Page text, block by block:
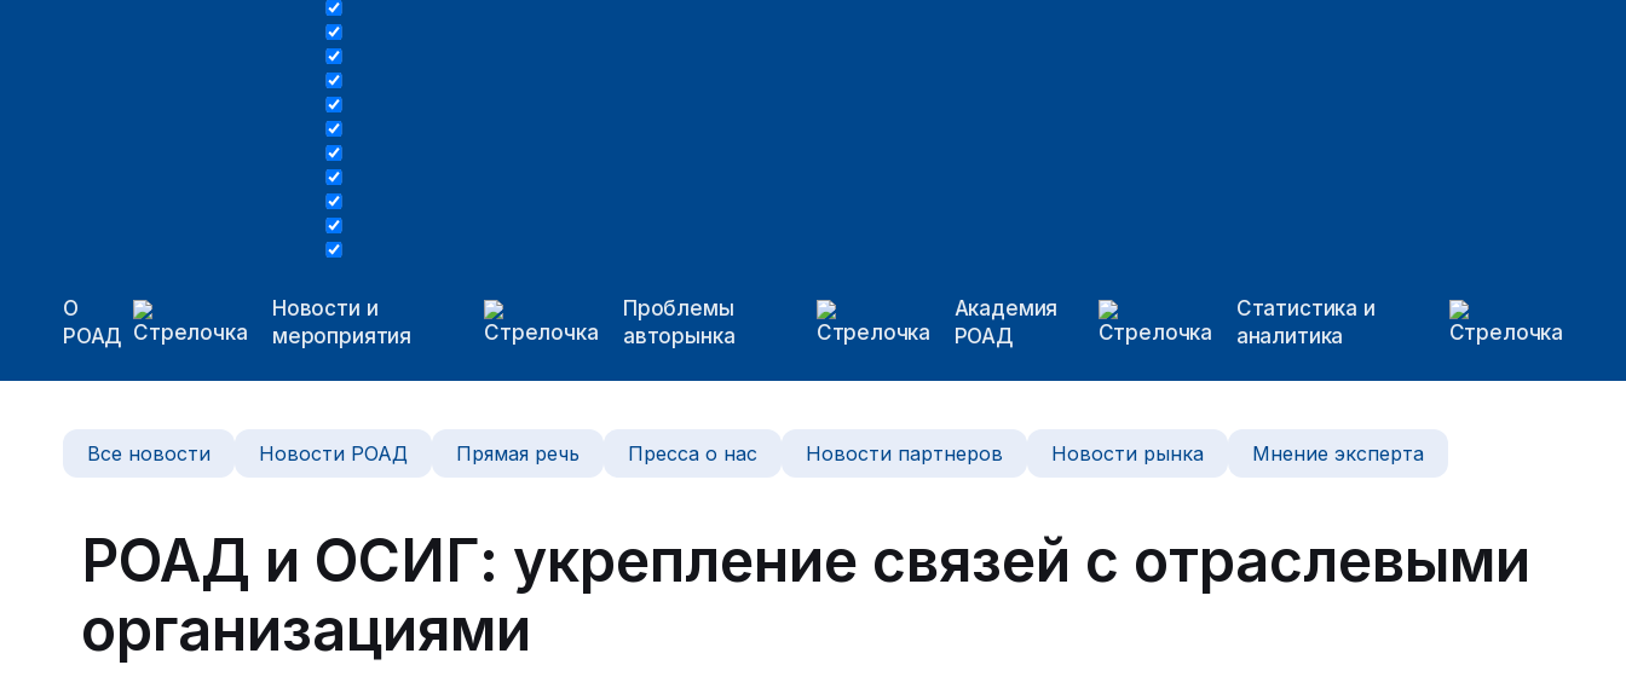
О
РОАД
Новости и
мероприятия
Проблемы
авторынка
Академия
РОАД
Статистика и
аналитика
Все новости Новости РОАД Прямая речь Пресса о нас Новости партнеров Новости рынка Мнение эксперта
РОАД и ОСИГ: укрепление связей с отраслевыми
организациями